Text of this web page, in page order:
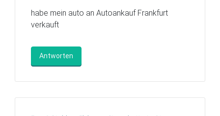
habe mein auto an Autoankauf Frankfurt
verkauft
Antworten